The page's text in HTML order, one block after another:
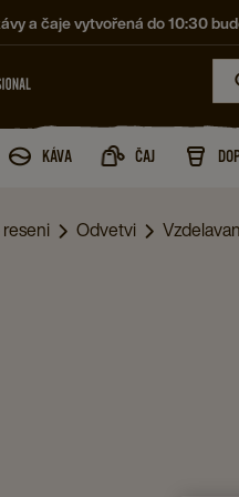
a čaje vytvořená do 10:30
KÁVA ČAJ
Odvetvi